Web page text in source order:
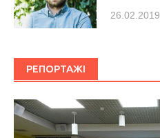
26.02.2019
РЕПОРТАЖІ